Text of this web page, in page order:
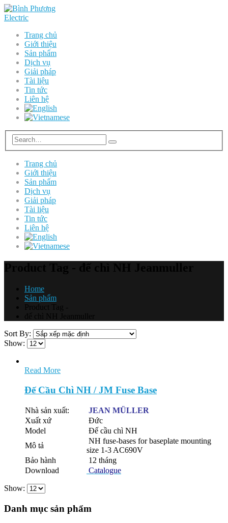
Trang chủ
Giới thiệu
Sản phẩm
Dịch vụ
Giải pháp
Tài liệu
Tin tức
Liên hệ
Trang chủ
Giới thiệu
Sản phẩm
Dịch vụ
Giải pháp
Tài liệu
Tin tức
Liên hệ
Home
Sản phẩm
Sort By:
Show:
Read More
Đế Cầu Chì NH / JM Fuse Base
Nhà sản xuất: JEAN MÜLLER
Xuất xứ
Đức
Model
Đế cầu chì NH
Mô tả
NH fuse-bases for baseplate mounting
size 1-3 AC690V
Bảo hành
12 tháng
Download
Catalogue
Show:
Danh mục sản phẩm